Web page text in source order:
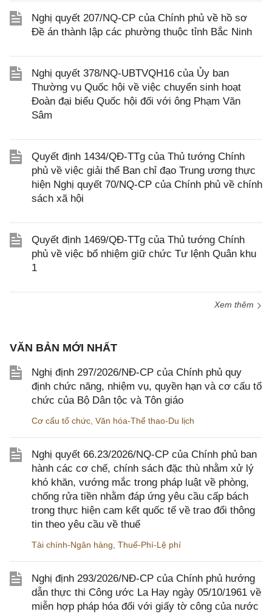
Nghị quyết 207/NQ-CP của Chính phủ về hồ sơ
Đề án thành lập các phường thuộc tỉnh Bắc Ninh
Nghị quyết 378/NQ-UBTVQH16 của Ủy ban
Thường vụ Quốc hội về việc chuyển sinh hoạt
Đoàn đại biểu Quốc hội đối với ông Phạm Văn
Sâm
Quyết định 1434/QĐ-TTg của Thủ tướng Chính
phủ về việc giải thể Ban chỉ đạo Trung ương thực
hiện Nghị quyết 70/NQ-CP của Chính phủ về chính
sách xã hội
Quyết định 1469/QĐ-TTg của Thủ tướng Chính
phủ về việc bổ nhiệm giữ chức Tư lệnh Quân khu
1
Xem thêm
VĂN BẢN MỚI NHẤT
Nghị định 297/2026/NĐ-CP của Chính phủ quy
định chức năng, nhiệm vụ, quyền hạn và cơ cấu tổ
chức của Bộ Dân tộc và Tôn giáo
Cơ cấu tổ chức, Văn hóa-Thể thao-Du lịch
Nghị quyết 66.23/2026/NQ-CP của Chính phủ ban
hành các cơ chế, chính sách đặc thù nhằm xử lý
khó khăn, vướng mắc trong pháp luật về phòng,
chống rửa tiền nhằm đáp ứng yêu cầu cấp bách
trong thực hiện cam kết quốc tế về trao đổi thông
tin theo yêu cầu về thuế
Tài chính-Ngân hàng, Thuế-Phí-Lệ phí
Nghị định 293/2026/NĐ-CP của Chính phủ hướng
dẫn thực thi Công ước La Hay ngày 05/10/1961 về
miễn hợp pháp hóa đối với giấy tờ công của nước